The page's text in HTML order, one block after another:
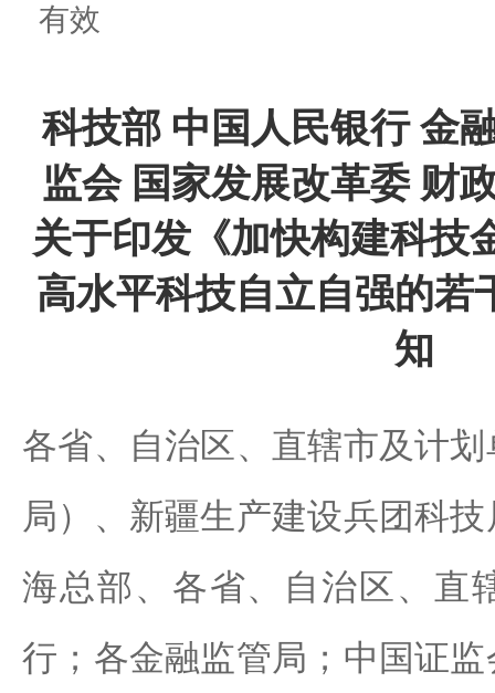
有效
科技部 中国人民银行 金
监会 国家发展改革委 财
关于印发《加快构建科技
高水平科技自立自强的若
知
各省、自治区、直辖市及计
局）、新疆生产建设兵团科
海总部、各省、自治区、直
行；各金融监管局；中国证